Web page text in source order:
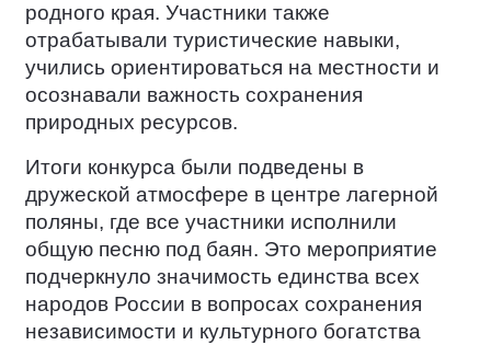
родного края. Участники также
отрабатывали туристические навыки,
учились ориентироваться на местности и
осознавали важность сохранения
природных ресурсов.
Итоги конкурса были подведены в
дружеской атмосфере в центре лагерной
поляны, где все участники исполнили
общую песню под баян. Это мероприятие
подчеркнуло значимость единства всех
народов России в вопросах сохранения
независимости и культурного богатства